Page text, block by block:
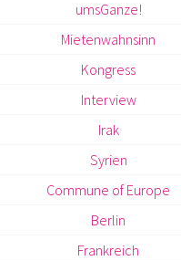
umsGanze!
Mietenwahnsinn
Kongress
Interview
Irak
Syrien
Commune of Europe
Berlin
Frankreich